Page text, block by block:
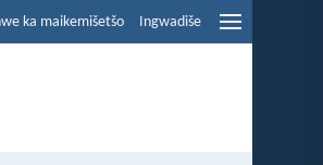
ka maikemišetšo Ingwadiše